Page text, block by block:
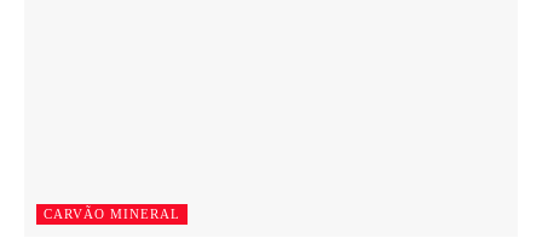
CARVÃO MINERAL